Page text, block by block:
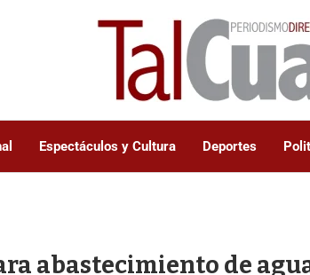
Espectáculos y Cultura Deportes
abastecimiento de